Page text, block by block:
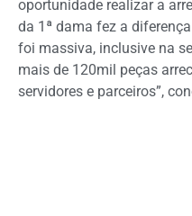
oportunidade realizar a
da 1ª dama fez a
foi massiva, inclusive na
mais de 120mil peças
servidores e parceiros”,